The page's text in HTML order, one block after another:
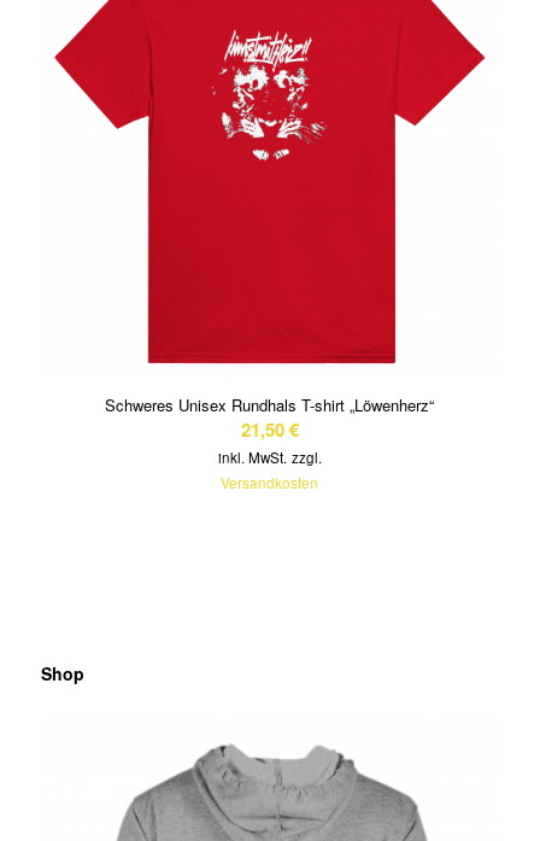
Schweres Unisex Rundhals T-shirt „Löwenherz“
21,50€
inkl. MwSt. zzgl.
Versandkosten
Shop